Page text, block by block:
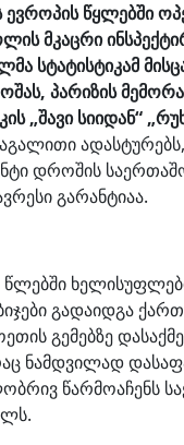
ევროპის წყლებში
მკაცრი
სტატისტიკამ
პარიზის
„შავი სიიდან“
დროშის
გარანტიაა.
გადაიდგა
გემებზე
ნამდვილად
წარმოაჩენს